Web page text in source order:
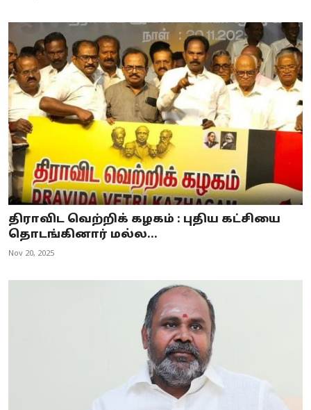
திராவிட வெற்றிக் கழகம் : புதிய கட்சியை
தொடங்கினார் மல்ல...
Nov 20, 2025